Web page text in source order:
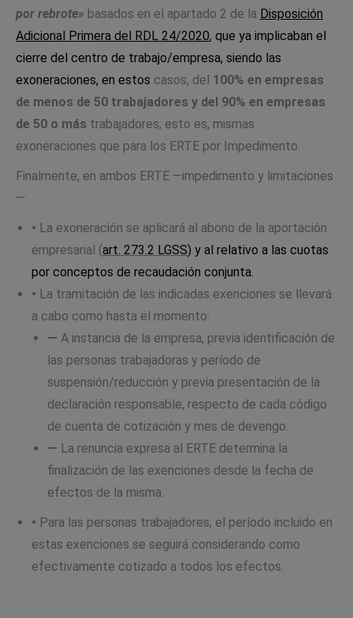
por rebrote» basados en el apartado 2 de la Disposición
Adicional Primera del RDL 24/2020, que ya implicaban el
cierre del centro de trabajo/empresa, siendo las
exoneraciones, en estos casos, del 100% en empresas
de menos de 50 trabajadores y del 90% en empresas
de 50 o más trabajadores, esto es, mismas
exoneraciones que para los ERTE por Impedimento.
Finalmente, en ambos ERTE —impedimento y limitaciones
—:
• La exoneración se aplicará al abono de la aportación
empresarial (art. 273.2 LGSS) y al relativo a las cuotas
por conceptos de recaudación conjunta.
• La tramitación de las indicadas exenciones se llevará
a cabo como hasta el momento:
— A instancia de la empresa, previa identificación de
las personas trabajadoras y período de
suspensión/reducción y previa presentación de la
declaración responsable, respecto de cada código
de cuenta de cotización y mes de devengo.
— La renuncia expresa al ERTE determina la
finalización de las exenciones desde la fecha de
efectos de la misma.
• Para las personas trabajadores, el período incluido en
estas exenciones se seguirá considerando como
efectivamente cotizado a todos los efectos.